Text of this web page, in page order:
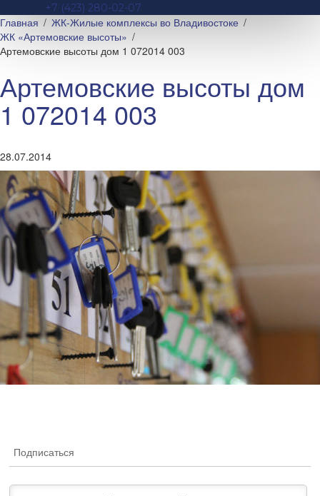
+7 (423) 280-02-07
Главная
ЖК-Жилые комплексы во Владивостоке
ЖК «Артемовские высоты»
Артемовские высоты дом 1 072014 003
Артемовские высоты дом
1 072014 003
28.07.2014
Подписаться